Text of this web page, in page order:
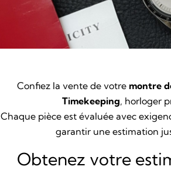
Confiez la vente de votre montre
Timekeeping, horloger
Chaque pièce est évaluée avec
garantir une estimation
Obtenez votre